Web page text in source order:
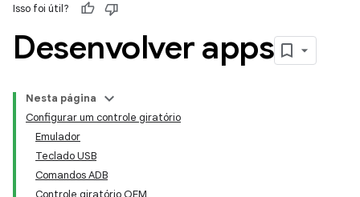
Isso foi útil?
Desenvolver apps
Nesta página
Configurar um controle giratório
Emulador
Teclado USB
Comandos ADB
Controle giratório OEM